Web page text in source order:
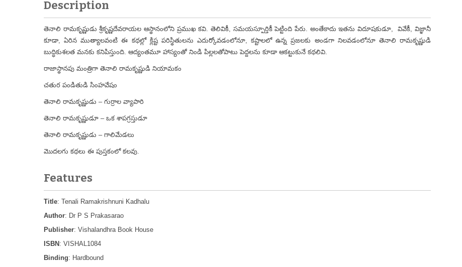
Description
తెనాలి రామకృష్ణుడు శ్రీకృష్ణదేవరాయల ఆస్థానంలోని ప్రముఖ కవి. తెలివికీ, సమయస్పూర్తికీ పెట్టింది పేరు. అంతేకాదు ఇతను విదూషకుడూ, వివేకీ, విజ్ఞానీ
కూడా, ఏరిన ముత్యాలవంటి ఈ కథల్లో క్లిష్ట పరిస్థితులను ఎదుర్కోవడంలోనూ, కష్టాలలో ఉన్న ప్రజలకు అండగా నిలవడంలోనూ తెనాలి రామకృష్ణుడి
బుద్ధికుశలత మనకు కనిపిస్తుంది. ఆద్యంతమూ హాస్యంతో నిండి పిల్లలతోపాటు పెద్దలను కూడా ఆకట్టుకునే కథలివి.
రాజాస్థానపు మంత్రిగా తెనాలి రామకృష్ణుడి నియామకం
చతుర పండితుడి సింహవేషం
తెనాలి రామకృష్ణుడు – గుర్రాల వ్యాపారి
తెనాలి రామకృష్ణుడూ – ఒక శాపగ్రస్తుడూ
తెనాలి రామకృష్ణుడు – గాలిమేడలు
మొదలగు కథలు ఈ పుస్తకంలో కలవు.
Features
Title: Tenali Ramakrishnuni Kadhalu
Author: Dr P S Prakasarao
Publisher: Vishalandhra Book House
ISBN : VISHAL1084
Binding: Hardbound